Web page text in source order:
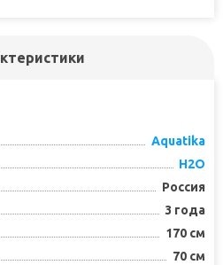
Aquatika
H2O
Россия
3 года
170 см
70 см